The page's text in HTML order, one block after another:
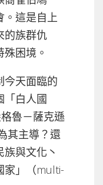
。這是自上
的族群仇
困境。
今天面臨的
「白人國
魯－薩克遜
其主導？還
與文化丶
家」（multi-